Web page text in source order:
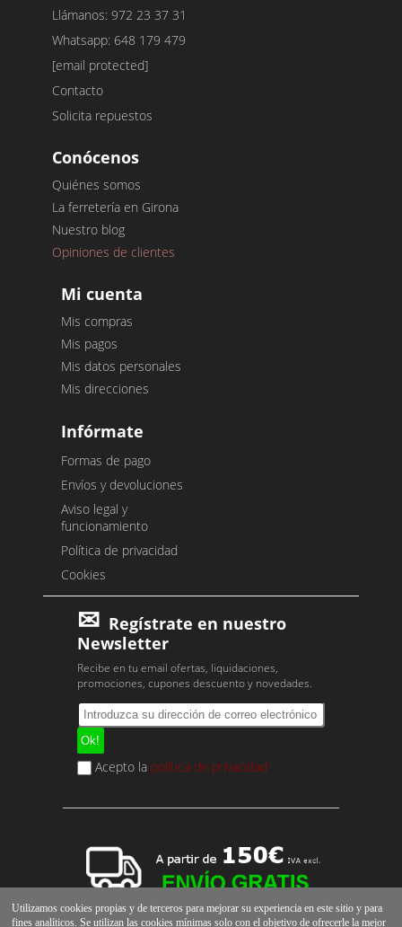
Llámanos: 972 23 37 31
Whatsapp: 648 179 479
[email protected]
Contacto
Solicita repuestos
Conócenos
Quiénes somos
La ferretería en Girona
Nuestro blog
Opiniones de clientes
Mi cuenta
Mis compras
Mis pagos
Mis datos personales
Mis direcciones
Infórmate
Formas de pago
Envíos y devoluciones
Aviso legal y
funcionamiento
Política de privacidad
Cookies
Regístrate en nuestro
Newsletter
Recibe en tu email ofertas, liquidaciones,
promociones, cupones descuento y novedades.
Acepto la política de privacidad
Utilizamos cookies propias y de terceros para mejorar su experiencia en este sitio y para
fines analíticos. Se utilizan las cookies mínimas solo con el objetivo de ofrecerle la mejor